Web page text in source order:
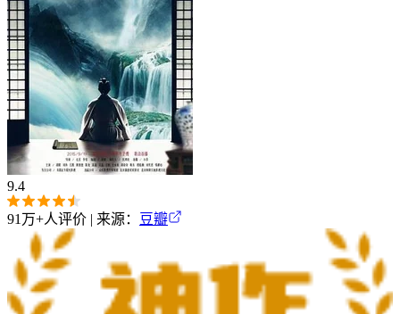
9.4
91万+人评价 | 来源： 豆瓣